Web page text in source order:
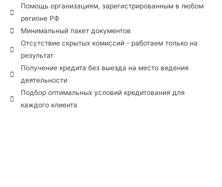
Помощь организациям, зарегистрированным в любом
регионе РФ
Минимальный пакет документов
Отсутствие скрытых комиссий - работаем только на
результат
Получение кредита без выезда на место ведения
деятельности
Подбор оптимальных условий кредитования для
каждого клиента